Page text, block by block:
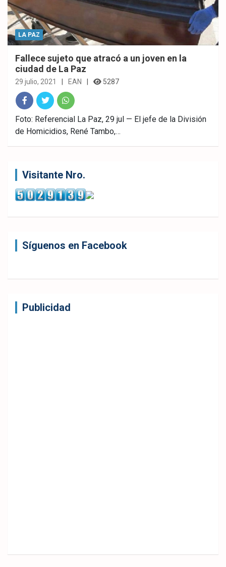
LA PAZ
Fallece sujeto que atracó a un joven en la
ciudad de La Paz
29 julio, 2021 EAN 5287
Fac
ebo
Twitt
er
What
sAp
Foto: Referencial La Paz, 29 jul — El jefe de la División
de Homicidios, René Tambo,…
Visitante Nro.
Síguenos en Facebook
Publicidad